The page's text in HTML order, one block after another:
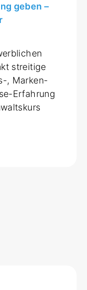
geben –
streitige
, Marken-
Erfahrung